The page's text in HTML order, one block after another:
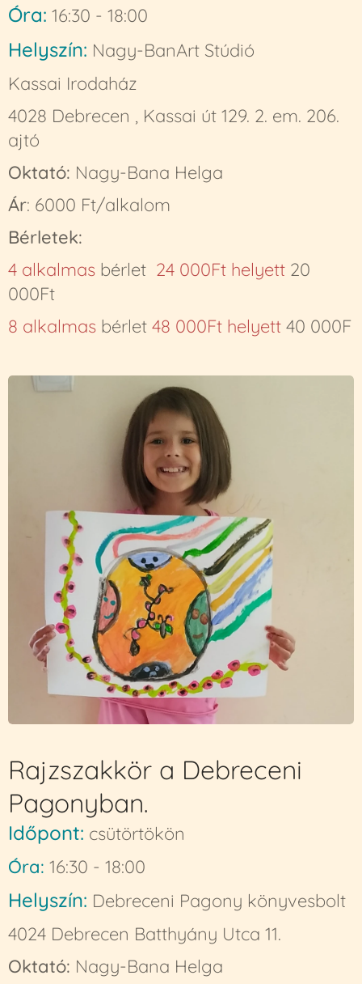
Óra: 16:30 - 18:00
Helyszín: Nagy-BanArt Stúdió
Kassai Irodaház
4028 Debrecen , Kassai út 129. 2. em. 206.
ajtó
Oktató: Nagy-Bana Helga
Ár: 6000 Ft/alkalom
Bérletek:
4 alkalmas bérlet 24 000Ft helyett 20
000Ft
8 alkalmas bérlet 48 000Ft helyett 40 000F
Rajzszakkör a Debreceni
Pagonyban.
Időpont: csütörtökön
Óra: 16:30 - 18:00
Helyszín: Debreceni Pagony könyvesbolt
4024 Debrecen Batthyány Utca 11.
Oktató: Nagy-Bana Helga